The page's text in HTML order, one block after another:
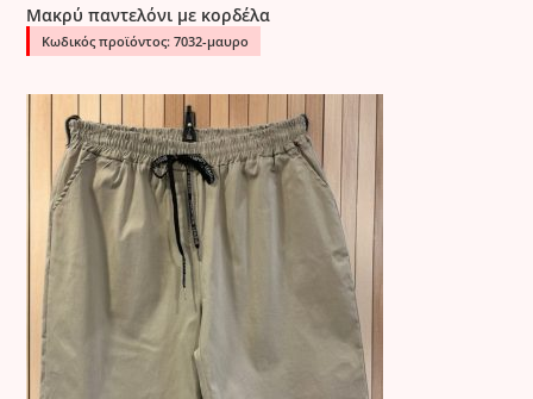
Μακρύ παντελόνι με κορδέλα
Κωδικός προϊόντος: 7032-μαυρο